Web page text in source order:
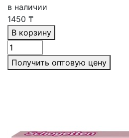
в наличии
1450 ₸
В корзину
Получить оптовую цену